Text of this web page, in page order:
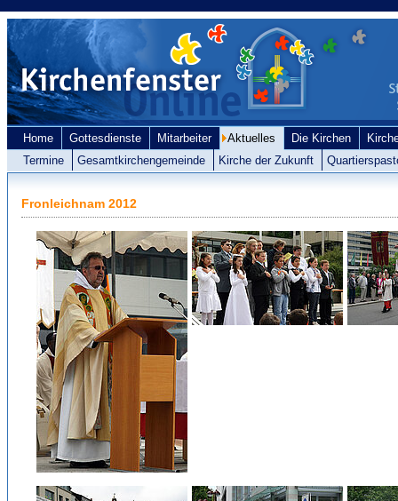
Home Gottesdienste Mitarbeiter Aktuelles Die Kirchen
Termine
Gesamtkirchengemeinde Kirche der Zukunft
Fronleichnam 2012